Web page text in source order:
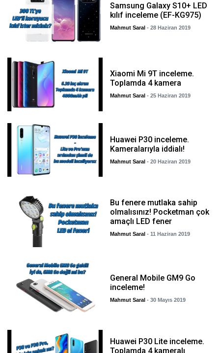
Samsung Galaxy S10+ LED
kılıf inceleme (EF-KG975)
Mahmut Saral - 28 Haziran 2019
Xiaomi Mi 9T inceleme.
Toplamda 4 kamera
Mahmut Saral - 25 Haziran 2019
Huawei P30 inceleme.
Kameralarıyla iddialı!
Mahmut Saral - 20 Haziran 2019
Bu fenere mutlaka sahip
olmalısınız! Pocketman çok
amaçlı LED fener
Mahmut Saral - 11 Haziran 2019
General Mobile GM9 Go
inceleme!
Mahmut Saral - 30 Mayıs 2019
Huawei P30 Lite inceleme.
Toplamda 4 kameralı